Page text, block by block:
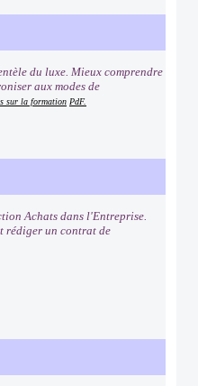
du luxe. Mieux comprendre
aux modes de
sur la formation PdF.
Achats dans l'Entreprise.
rédiger un contrat de